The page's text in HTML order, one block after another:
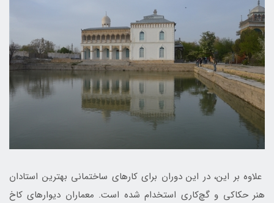
علاوه بر این، در این دوران برای کارهای ساختمانی بهترین استادان
هنر حکاکی و گچ‌کاری استخدام شده است. معماران دیوارهای کاخ‌